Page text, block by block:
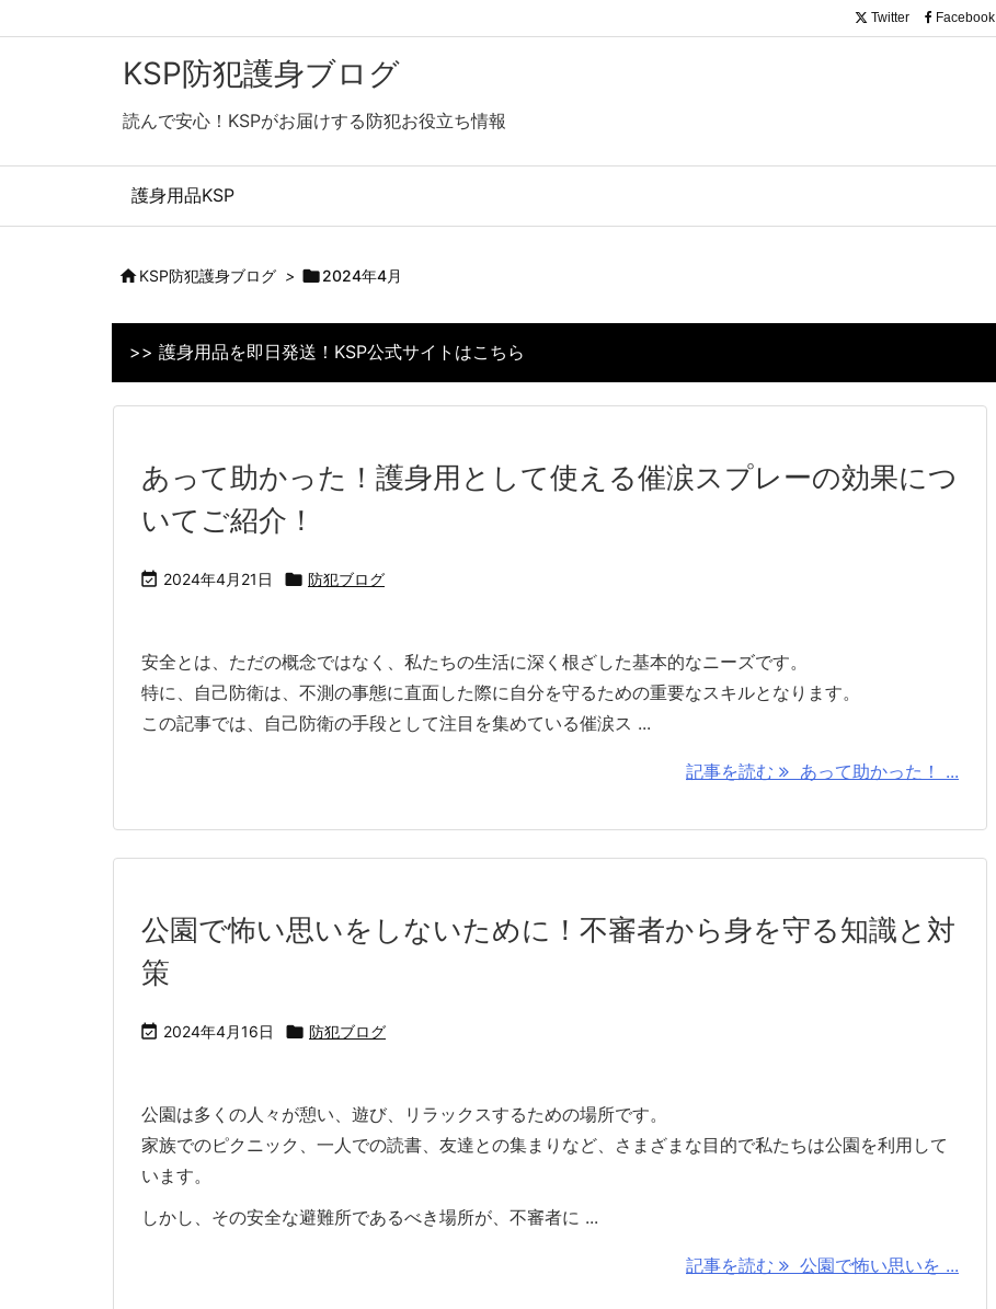
KSP防犯護身ブログ
読んで安心！KSPがお届けする防犯お役立ち情報
護身用品KSP
Twitter Facebook
KSP防犯護身ブログ > 2024年4月
>> 護身用品を即日発送！KSP公式サイトはこちら
あって助かった！護身用として使える催涙スプレーの効果につ
いてご紹介！
 2024年4月21日  防犯ブログ
安全とは、ただの概念ではなく、私たちの生活に深く根ざした基本的なニーズです。
特に、自己防衛は、不測の事態に直面した際に自分を守るための重要なスキルとなります。
この記事では、自己防衛の手段として注目を集めている催涙ス ...
記事を読む あって助かった！ ...
公園で怖い思いをしないために！不審者から身を守る知識と対
策
 2024年4月16日  防犯ブログ
公園は多くの人々が憩い、遊び、リラックスするための場所です。
家族でのピクニック、一人での読書、友達との集まりなど、さまざまな目的で私たちは公園を利用して
います。
しかし、その安全な避難所であるべき場所が、不審者に ...
記事を読む 公園で怖い思いを ...